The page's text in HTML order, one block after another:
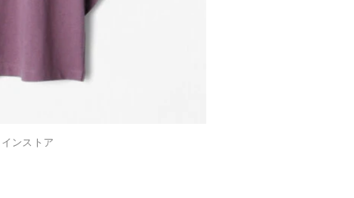
ンストア